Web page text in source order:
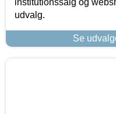
institutionssalg og
udvalg.
Se